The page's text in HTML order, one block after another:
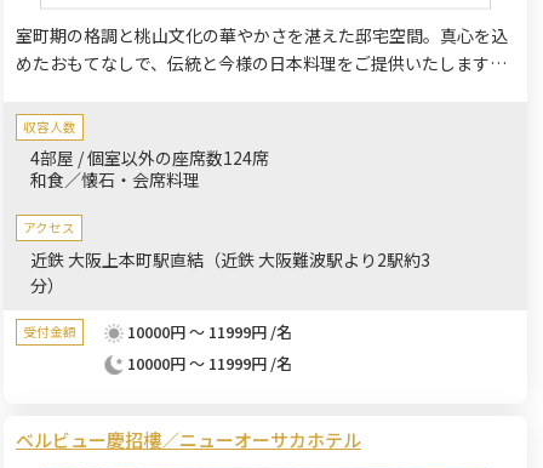
室町期の格調と桃山文化の華やかさを湛えた邸宅空間。真心を込
めたおもてなしで、伝統と今様の日本料理をご提供いたします。
を、ご堪能ください。
収容人数
4部屋 / 個室以外の座席数124席
和食／懐石・会席料理
アクセス
近鉄 大阪上本町駅直結（近鉄 大阪難波駅より2駅約3
分）
受付金額
10000円 ～ 11999円 /名
10000円 ～ 11999円 /名
ベルビュー慶招樓／ニューオーサカホテル